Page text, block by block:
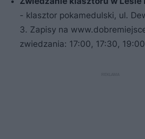
- klasztor pokamedulski, ul.
3. Zapisy na
zwiedzania: 17:00, 17:30,